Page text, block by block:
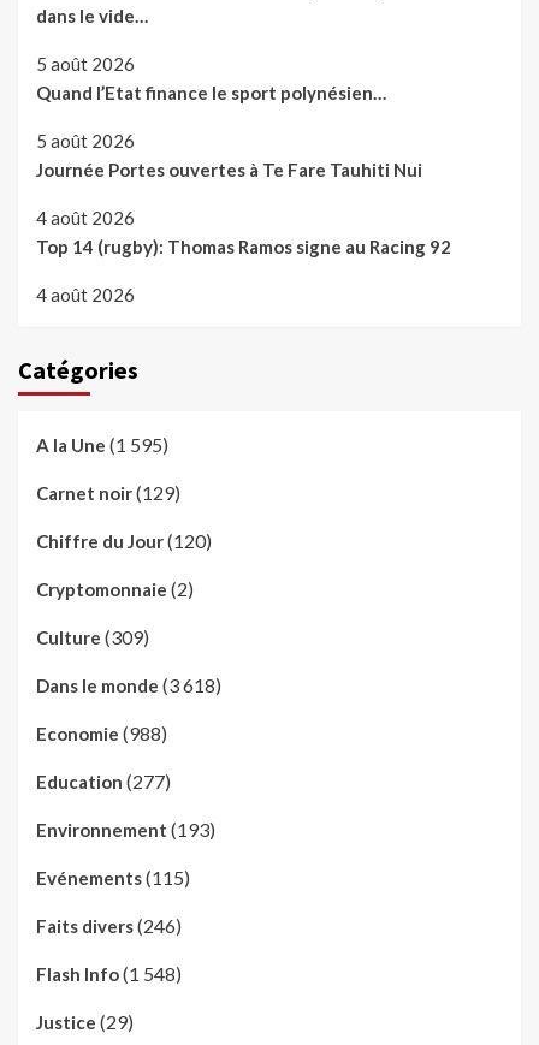
dans le vide…
5 août 2026
Quand l’Etat finance le sport polynésien…
5 août 2026
Journée Portes ouvertes à Te Fare Tauhiti Nui
4 août 2026
Top 14 (rugby): Thomas Ramos signe au Racing 92
4 août 2026
Catégories
A la Une (1 595)
Carnet noir(129)
Chiffre du Jour(120)
Cryptomonnaie (2)
Culture (309)
Dans le monde (3 618)
Economie (988)
Education (277)
Environnement (193)
Evénements(115)
Faits divers(246)
Flash Info(1 548)
Justice (29)